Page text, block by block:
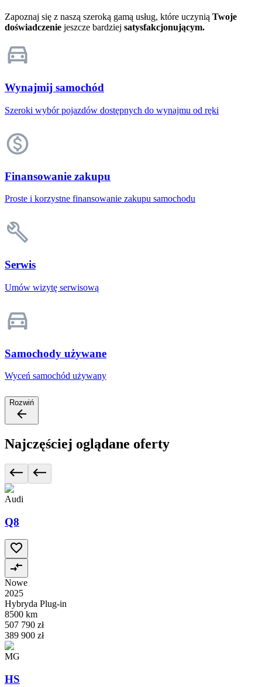
Zapoznaj się z naszą szeroką gamą usług, które uczynią Twoje
doświadczenie jeszcze bardziej satysfakcjonującym.
Wynajmij samochód
Szeroki wybór pojazdów dostępnych do wynajmu od ręki
Finansowanie zakupu
Proste i korzystne finansowanie zakupu samochodu
Serwis
Umów wizytę serwisową
Samochody używane
Wyceń samochód używany
Rozwiń
Najczęściej oglądane oferty
Audi
Q8
Nowe
2025
Hybryda Plug-in
8500 km
507 790 zł
389 900 zł
MG
HS